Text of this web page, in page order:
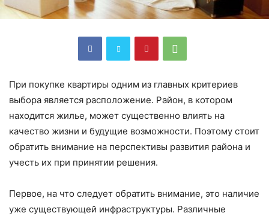
При покупке квартиры одним из главных критериев
выбора является расположение. Район, в котором
находится жилье, может существенно влиять на
качество жизни и будущие возможности. Поэтому стоит
обратить внимание на перспективы развития района и
учесть их при принятии решения.
Первое, на что следует обратить внимание, это наличие
уже существующей инфраструктуры. Различные